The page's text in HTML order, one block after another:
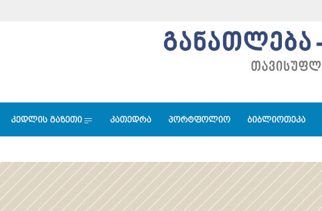
კედლის გაზეთი კათედრა პორტფოლიო ბიბლიოთეკა